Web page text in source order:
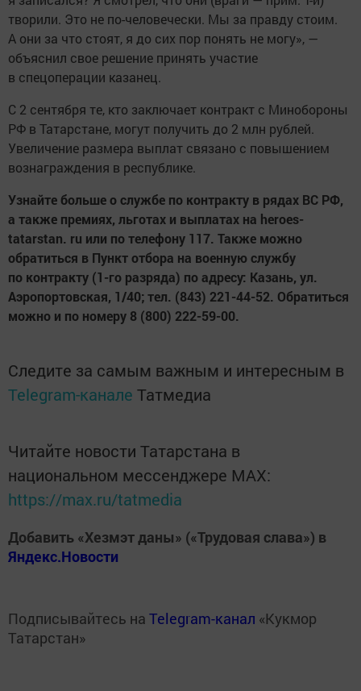
творили. Это не по-человечески. Мы за правду стоим.
А они за что стоят, я до сих пор понять не могу», —
объяснил свое решение принять участие
в спецоперации казанец.
С 2 сентября те, кто заключает контракт с Минобороны
РФ в Татарстане, могут получить до 2 млн рублей.
Увеличение размера выплат связано с повышением
вознаграждения в республике.
Узнайте больше о службе по контракту в рядах ВС РФ,
а также премиях, льготах и выплатах на heroes-
tatarstan. ru или по телефону 117. Также можно
обратиться в Пункт отбора на военную службу
по контракту (1-го разряда) по адресу: Казань, ул.
Аэропортовская, 1/40; тел. (843) 221-44-52. Обратиться
можно и по номеру 8 (800) 222-59-00.
Следите за самым важным и интересным в
Telegram-канале Татмедиа
Читайте новости Татарстана в
национальном мессенджере MАХ:
https://max.ru/tatmedia
Добавить «Хезмэт даны» («Трудовая слава») в
Яндекс.Новости
Подписывайтесь на Telegram-канал «Кукмор
Татарстан»